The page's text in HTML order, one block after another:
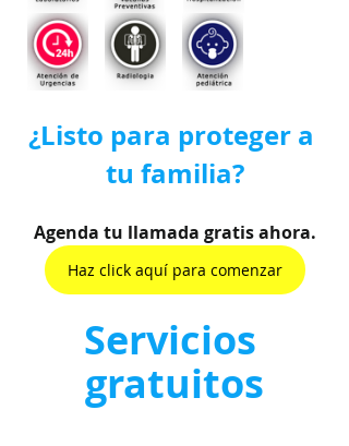
¿Listo para proteger a
tu familia?
Agenda tu llamada gratis ahora.
Haz click aquí para comenzar
Servicios
gratuitos